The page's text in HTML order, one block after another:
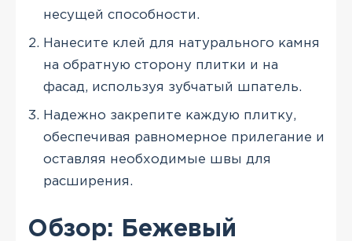
несущей способности.
Нанесите клей для натурального камня
на обратную сторону плитки и на
фасад, используя зубчатый шпатель.
Надежно закрепите каждую плитку,
обеспечивая равномерное прилегание и
оставляя необходимые швы для
расширения.
Обзор: Бежевый